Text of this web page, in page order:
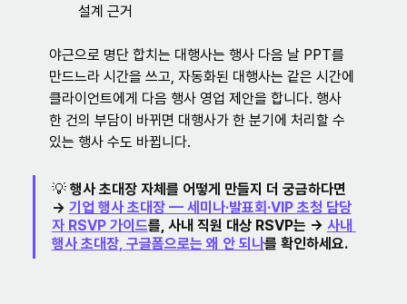
설계 근거
야근으로 명단 합치는 대행사는 행사 다음 날 PPT를
만드느라 시간을 쓰고, 자동화된 대행사는 같은 시간에
클라이언트에게 다음 행사 영업 제안을 합니다. 행사
한 건의 부담이 바뀌면 대행사가 한 분기에 처리할 수
있는 행사 수도 바뀝니다.
💡 행사 초대장 자체를 어떻게 만들지 더 궁금하다면
→ 기업 행사 초대장 — 세미나·발표회·VIP 초청 담당
자 RSVP 가이드를, 사내 직원 대상 RSVP는 → 사내
행사 초대장, 구글폼으로는 왜 안 되나를 확인하세요.